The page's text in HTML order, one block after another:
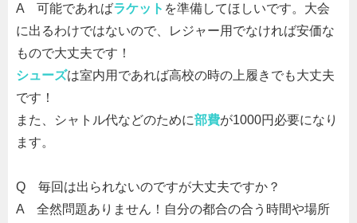
A 可能であればラケット を準備してほしいです。大会
に出るわけではないので、レジャー用でなければ安価な
もので大丈夫です！
シューズは室内用であれば高校の時の上履きでも大丈夫
です！
また、シャトル代などのために部費が1000円必要になり
ます。
Q 毎回は出られないのですが大丈夫ですか？
A 全然問題ありません！自分の都合の合う時間や場所